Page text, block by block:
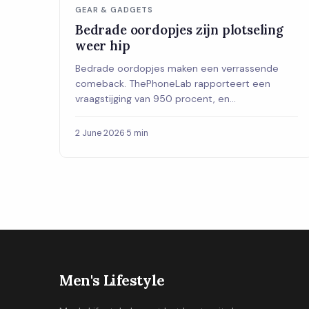
GEAR & GADGETS
Bedrade oordopjes zijn plotseling
weer hip
Bedrade oordopjes maken een verrassende
comeback. ThePhoneLab rapporteert een
vraagstijging van 950 procent, en
blijft. Dit is wat er echt achter zit.
2 June 2026·5 min
Men's Lifestyle